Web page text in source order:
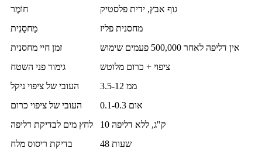
חוֹמֶר
גוף אבץ, ידית פלסטיק
מַחסָנִית
מחסנית פליז
זמן חיי מחסנית
אין דליפה לאחר 500,000 פעמים שימוש
גימור פני השטח
ציפוי + כרום מלוטש
העובי של ציפוי ניקל
3.5-12 ממ
העובי של ציפוי כרום
0.1-0.3 אום
לחץ מים לבדיקת דליפה
10 ק"ג, ללא דליפה
בדיקת ריסוס מלח
48 שעות